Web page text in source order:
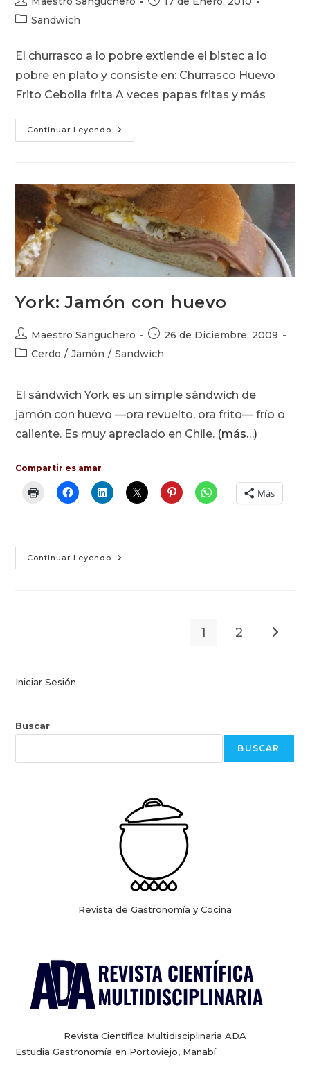
de
Categoría
entrada:
Sandwich
El churrasco a lo pobre extiende el bistec a lo
pobre en plato y consiste en: Churrasco Huevo
Frito Cebolla frita A veces papas fritas y más
Continuar Leyendo Churrasco
A
York: Jamón con huevo
Autor
de
Maestro Sanguchero
Publicación
de
26 de Diciembre, 2009
Categoría
entrada:
Cerdo / Jamón / Sandwich
El sándwich York es un simple sándwich de
jamón con huevo —ora revuelto, ora frito— frío o
caliente. Es muy apreciado en Chile. (más…)
Compartir es amar
Más
Continuar Leyendo York:
Jamón
1 2 Ir a la
Iniciar Sesión
Buscar
BUSCAR
Revista de Gastronomía y Cocina
Revista Científica Multidisciplinaria ADA
Estudia Gastronomía en Portoviejo, Manabí